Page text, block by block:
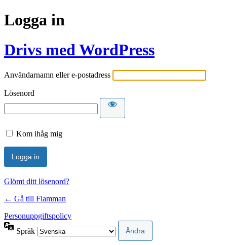
Logga in
Drivs med WordPress
Användarnamn eller e-postadress
Lösenord
Kom ihåg mig
Glömt ditt lösenord?
← Gå till Flamman
Personuppgiftspolicy
Språk